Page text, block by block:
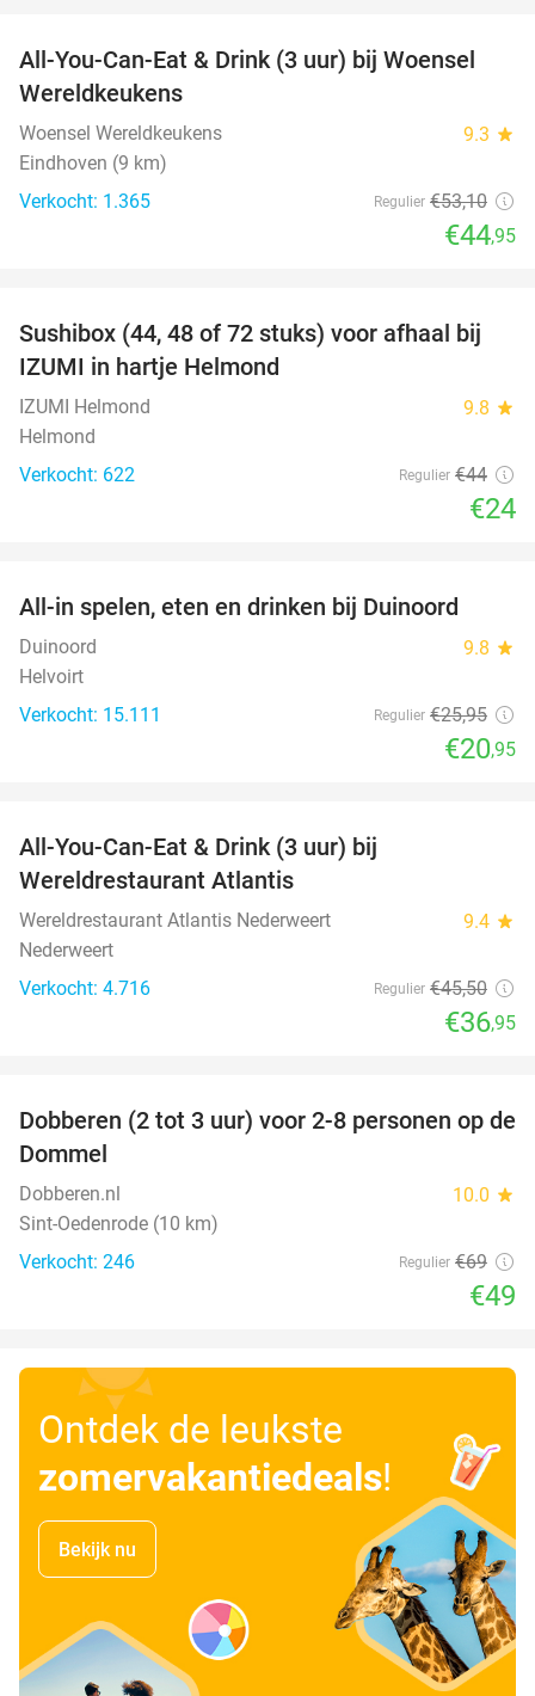
15%
All-You-Can-Eat & Drink (3 uur) bij Woensel
Wereldkeukens
Woensel Wereldkeukens 9.3 star
Eindhoven (9 km)
Verkocht: 1.365
Regulier €53,10
€44,95
45%
Sushibox (44, 48 of 72 stuks) voor afhaal bij
IZUMI in hartje Helmond
IZUMI Helmond 9.8 star
Helmond
Verkocht: 622
Regulier €44
€24
All-in spelen, eten en drinken bij Duinoord
Duinoord 9.8 star
Helvoirt
Verkocht: 15.111
Regulier €25,95
€20,95
All-You-Can-Eat & Drink (3 uur) bij
Wereldrestaurant Atlantis
Wereldrestaurant Atlantis Nederweert 9.4 star
Nederweert
Verkocht: 4.716
Regulier €45,50
€36,95
29%
Dobberen (2 tot 3 uur) voor 2-8 personen op de
Dommel
Dobberen.nl 10.0 star
Sint-Oedenrode (10 km)
Verkocht: 246
Regulier €69
€49
Ontdek de leukste
zomervakantiedeals!
Bekijk nu